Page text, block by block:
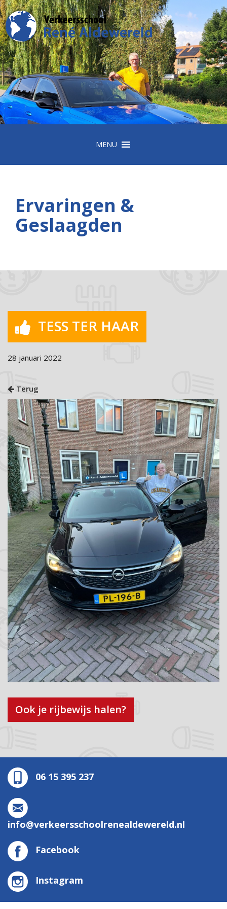
MENU
Ervaringen &
Geslaagden
TESS TER HAAR
28 januari 2022
Terug
Ook je rijbewijs halen?
06 15 395 237
info@verkeersschoolrenealdewereld.nl
Facebook
Instagram